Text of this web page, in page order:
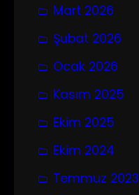
Mart 2026
Şubat 2026
Ocak 2026
Kasım 2025
Ekim 2025
Ekim 2024
Temmuz 2023